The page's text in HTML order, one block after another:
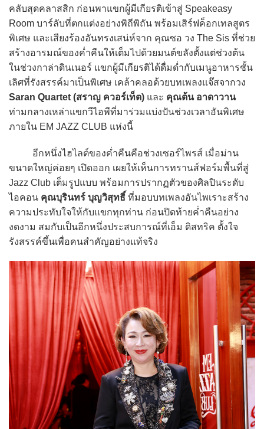
คลับสุดคลาสสิก ก่อนพาแขกผู้มีเกียรติเข้าสู่ Speakeasy
Room บาร์ลับที่ตกแต่งอย่างพิถีพิถัน พร้อมเสิร์ฟค็อกเทลสูตร
พิเศษ และเสียงร้องอันทรงเสน่ห์จาก คุณซอ วง The Sis ที่ช่วย
สร้างอารมณ์ของค่ำคืนให้เต็มไปด้วยมนต์ขลังตั้งแต่ช่วงต้น
ในช่วงกาล่าดินเนอร์ แขกผู้มีเกียรติได้ดื่มด่ำกับเมนูอาหารชั้น
เลิศที่รังสรรค์มาเป็นพิเศษ เคล้าคลอด้วยบทเพลงแจ๊สจากวง
Saran Quartet (สราญ ควอร์เท็ต) และ คุณต้น อาดาวาน
ท่ามกลางเหล่าแขกวีไอพีที่มาร่วมแบ่งปันช่วงเวลาอันพิเศษ
ภายใน EM JAZZ CLUB แห่งนี้
อีกหนึ่งไฮไลต์ของค่ำคืนคือช่วงเซอร์ไพรส์ เมื่อม่าน
ขนาดใหญ่ค่อยๆ เปิดออก เผยให้เห็นการทรานส์ฟอร์มพื้นที่สู่
Jazz Club เต็มรูปแบบ พร้อมการปรากฏตัวของศิลปินระดับ
ไอคอน คุณบุรินทร์ บุญวิสุทธิ์ ที่มอบบทเพลงอันไพเราะสร้าง
ความประทับใจให้กับแขกทุกท่าน ก่อนปิดท้ายค่ำคืนอย่าง
งดงาม สมกับเป็นอีกหนึ่งประสบการณ์ที่เอ็ม ดิสทริค ตั้งใจ
รังสรรค์ขึ้นเพื่อคนสำคัญอย่างแท้จริง